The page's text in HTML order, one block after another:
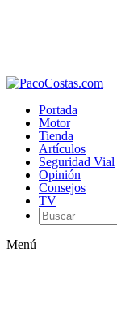
Portada
Motor
Tienda
Artículos
Seguridad Vial
Opinión
Consejos
TV
Menú